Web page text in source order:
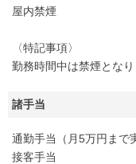
屋内禁煙
〈特記事項〉
勤務時間中は禁煙となり
諸手当
通勤手当（月5万円まで
接客手当